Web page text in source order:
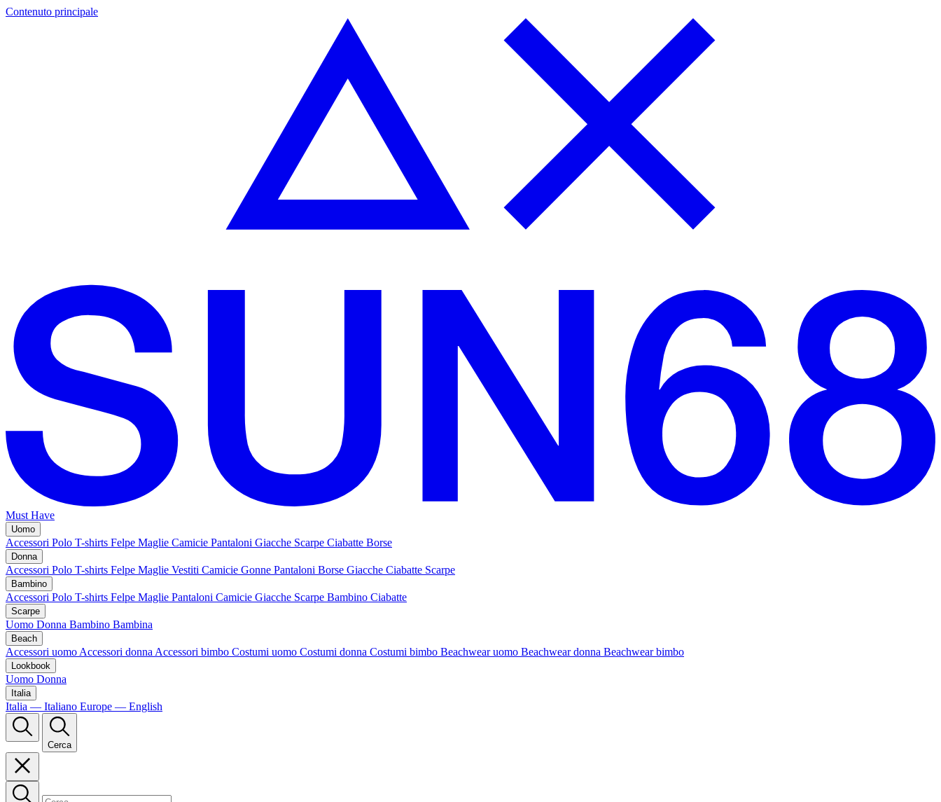
Contenuto principale
Must Have
Uomo
Accessori Polo T-shirts Felpe Maglie Camicie Pantaloni Giacche Scarpe Ciabatte Borse
Donna
Accessori Polo T-shirts Felpe Maglie Vestiti Camicie Gonne Pantaloni Borse Giacche Ciabatte Scarpe
Bambino
Accessori Polo T-shirts Felpe Maglie Pantaloni Camicie Giacche Scarpe Bambino Ciabatte
Scarpe
Uomo Donna Bambino Bambina
Beach
Accessori uomoAccessori donnaAccessori bimbo Costumi uomo Costumi donna Costumi bimbo Beachwear uomo Beachwear donna Beachwear bimbo
Lookbook
Uomo Donna
Italia
Italia — Italiano Europe — English
Cerca